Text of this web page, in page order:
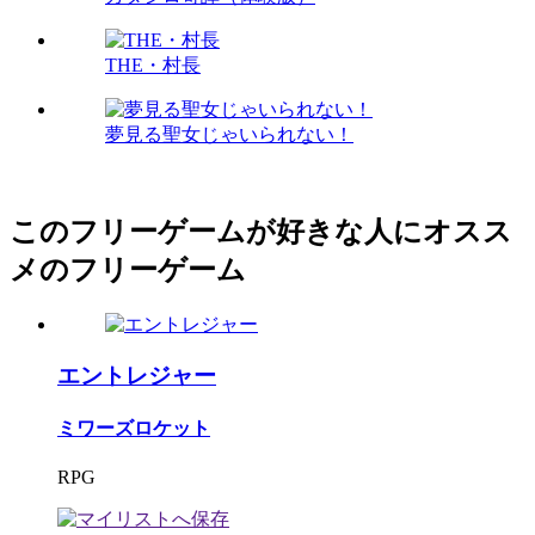
THE・村長
夢見る聖女じゃいられない！
このフリーゲームが好きな人にオスス
メのフリーゲーム
エントレジャー
ミワーズロケット
RPG